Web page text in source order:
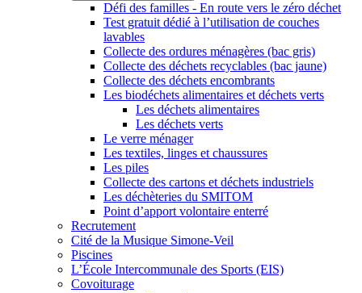
Défi des familles - En route vers le zéro déchet
Test gratuit dédié à l’utilisation de couches
lavables
Collecte des ordures ménagères (bac gris)
Collecte des déchets recyclables (bac jaune)
Collecte des déchets encombrants
Les biodéchets alimentaires et déchets verts
Les déchets alimentaires
Les déchets verts
Le verre ménager
Les textiles, linges et chaussures
Les piles
Collecte des cartons et déchets industriels
Les déchèteries du SMITOM
Point d’apport volontaire enterré
Recrutement
Cité de la Musique Simone-Veil
Piscines
L’École Intercommunale des Sports (EIS)
Covoiturage